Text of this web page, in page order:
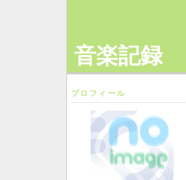
音楽記録
プロフィール